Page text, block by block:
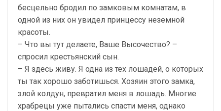
бесцельно бродил по замковым комнатам, в
одной из них он увидел принцессу неземной
красоты.
– Что вы тут делаете, Ваше Высочество? –
спросил крестьянский сын.
– Я здесь живу. Я одна из тех лошадей, о которых
ты так хорошо заботишься. Хозяин этого замка,
злой колдун, превратил меня в лошадь. Многие
храбрецы уже пытались спасти меня, однако